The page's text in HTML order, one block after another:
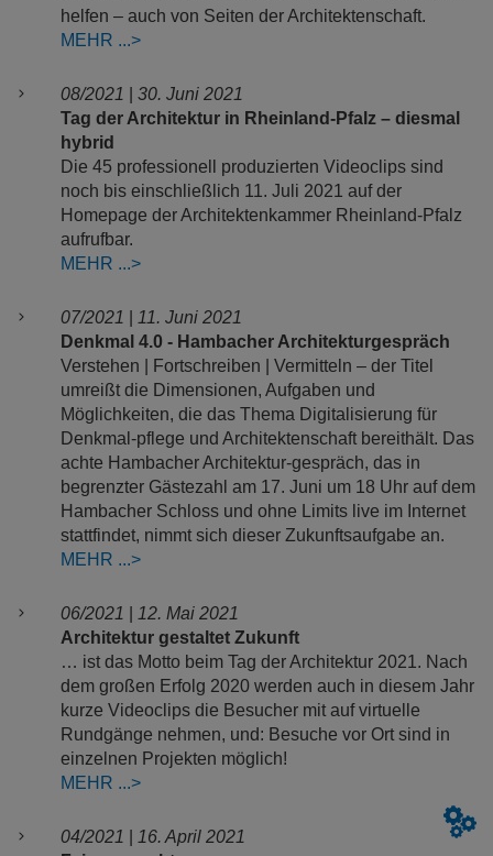
helfen – auch von Seiten der Architektenschaft.
MEHR
08/2021
30. Juni 2021
Tag der Architektur in Rheinland-Pfalz – diesmal
hybrid
Die 45 professionell produzierten Videoclips sind
noch bis einschließlich 11. Juli 2021 auf der
Homepage der Architektenkammer Rheinland-Pfalz
aufrufbar.
MEHR
07/2021
11. Juni 2021
Denkmal 4.0 - Hambacher Architekturgespräch
Verstehen | Fortschreiben | Vermitteln – der Titel
umreißt die Dimensionen, Aufgaben und
Möglichkeiten, die das Thema Digitalisierung für
Denkmal-pflege und Architektenschaft bereithält. Das
achte Hambacher Architektur-gespräch, das in
begrenzter Gästezahl am 17. Juni um 18 Uhr auf dem
Hambacher Schloss und ohne Limits live im Internet
stattfindet, nimmt sich dieser Zukunftsaufgabe an.
MEHR
06/2021
12. Mai 2021
Architektur gestaltet Zukunft
… ist das Motto beim Tag der Architektur 2021. Nach
dem großen Erfolg 2020 werden auch in diesem Jahr
kurze Videoclips die Besucher mit auf virtuelle
Rundgänge nehmen, und: Besuche vor Ort sind in
einzelnen Projekten möglich!
MEHR
04/2021
16. April 2021